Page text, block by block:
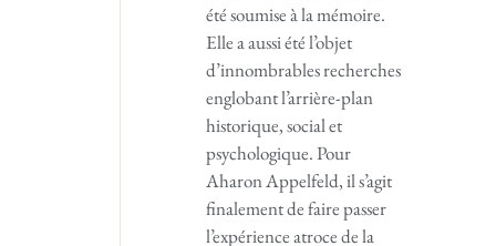
été soumise à la mémoire.
Elle a aussi été l’objet
d’innombrables recherches
englobant l’arrière-plan
historique, social et
psychologique. Pour
Aharon Appelfeld, il s’agit
finalement de faire passer
l’expérience atroce de la